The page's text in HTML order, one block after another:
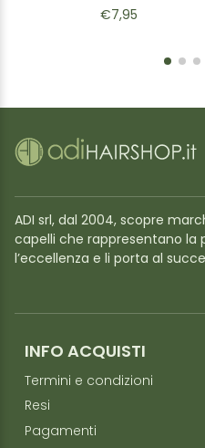
capelli
€7,95
ADI srl, dal 2004, scopre
capelli che rappresentano la
l’eccellenza e li porta al
INFO ACQUISTI
Termini e condizioni
Resi
Pagamenti